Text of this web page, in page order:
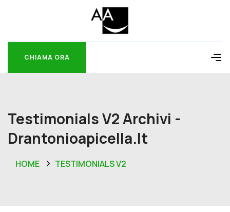
CHIAMA ORA
Testimonials V2 Archivi -
Drantonioapicella.it
HOME TESTIMONIALS V2